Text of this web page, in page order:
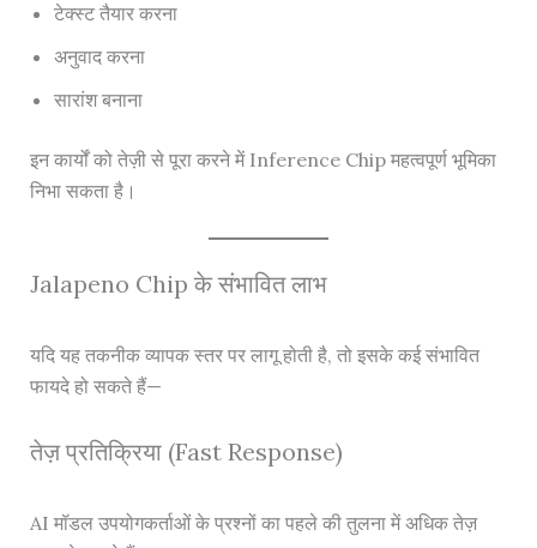
टेक्स्ट तैयार करना
अनुवाद करना
सारांश बनाना
इन कार्यों को तेज़ी से पूरा करने में Inference Chip महत्वपूर्ण भूमिका
निभा सकता है।
Jalapeno Chip के संभावित लाभ
यदि यह तकनीक व्यापक स्तर पर लागू होती है, तो इसके कई संभावित
फायदे हो सकते हैं—
तेज़ प्रतिक्रिया (Fast Response)
AI मॉडल उपयोगकर्ताओं के प्रश्नों का पहले की तुलना में अधिक तेज़